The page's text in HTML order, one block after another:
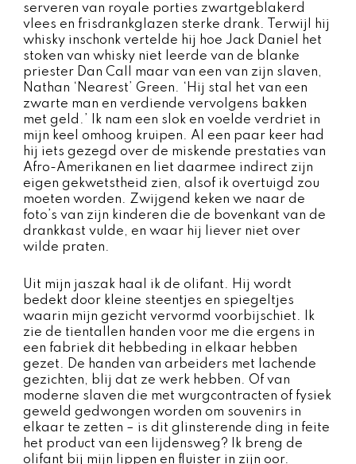
serveren van royale porties zwartgeblakerd
vlees en frisdrankglazen sterke drank. Terwijl hij
whisky inschonk vertelde hij hoe Jack Daniel het
stoken van whisky niet leerde van de blanke
priester Dan Call maar van een van zijn slaven,
Nathan ‘Nearest’ Green. ‘Hij stal het van een
zwarte man en verdiende vervolgens bakken
met geld.’ Ik nam een slok en voelde verdriet in
mijn keel omhoog kruipen. Al een paar keer had
hij iets gezegd over de miskende prestaties van
Afro-Amerikanen en liet daarmee indirect zijn
eigen gekwetstheid zien, alsof ik overtuigd zou
moeten worden. Zwijgend keken we naar de
foto’s van zijn kinderen die de bovenkant van de
drankkast vulde, en waar hij liever niet over
wilde praten.
Uit mijn jaszak haal ik de olifant. Hij wordt
bedekt door kleine steentjes en spiegeltjes
waarin mijn gezicht vervormd voorbijschiet. Ik
zie de tientallen handen voor me die ergens in
een fabriek dit hebbeding in elkaar hebben
gezet. De handen van arbeiders met lachende
gezichten, blij dat ze werk hebben. Of van
moderne slaven die met wurgcontracten of fysiek
geweld gedwongen worden om souvenirs in
elkaar te zetten – is dit glinsterende ding in feite
het product van een lijdensweg? Ik breng de
olifant bij mijn lippen en fluister in zijn oor.